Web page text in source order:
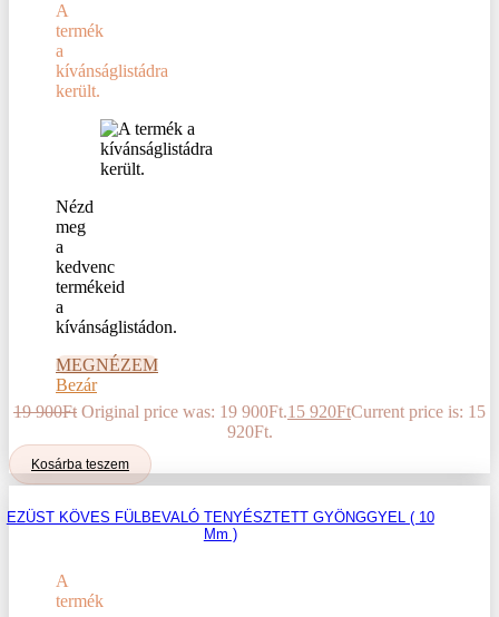
A
termék
a
kívánságlistádra
került.
Nézd
meg
a
kedvenc
termékeid
a
kívánságlistádon.
MEGNÉZEM
Bezár
19 900Ft Original price was: 19 900Ft.15 920FtCurrent price is: 15
920Ft.
Kosárba teszem
EZÜST KÖVES FÜLBEVALÓ TENYÉSZTETT GYÖNGGYEL ( 10
Mm )
A
termék